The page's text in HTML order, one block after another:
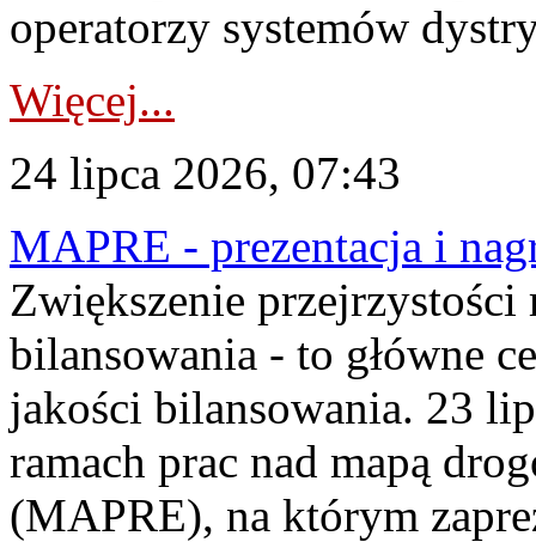
operatorzy systemów
Więcej...
24 lipca 2026, 07:43
MAPRE - prezentacja i
Zwiększenie
bilansowania - to główne
jakości bilansowania. 23
ramach prac nad mapą
(MAPRE), na którym